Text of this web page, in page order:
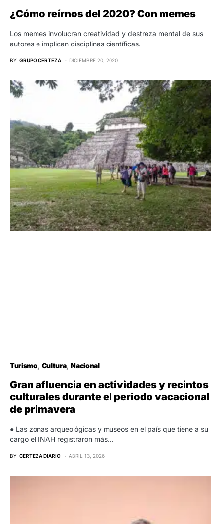
¿Cómo reírnos del 2020? Con memes
Los memes involucran creatividad y destreza mental de sus
autores e implican disciplinas científicas.
BY GRUPO CERTEZA DICIEMBRE 20, 2020
Turismo Cultura Nacional
Gran afluencia en actividades y recintos
culturales durante el periodo vacacional
de primavera
● Las zonas arqueológicas y museos en el país que tiene a su
cargo el INAH registraron más…
BY CERTEZA DIARIO ABRIL 13, 2026